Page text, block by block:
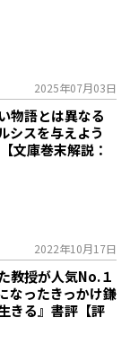
2025年07月03日
物語とは異なる
シスを与えよう
文庫巻末解説：
2022年10月17日
教授が人気No.１
ったきっかけ――鎌
きる』書評【評